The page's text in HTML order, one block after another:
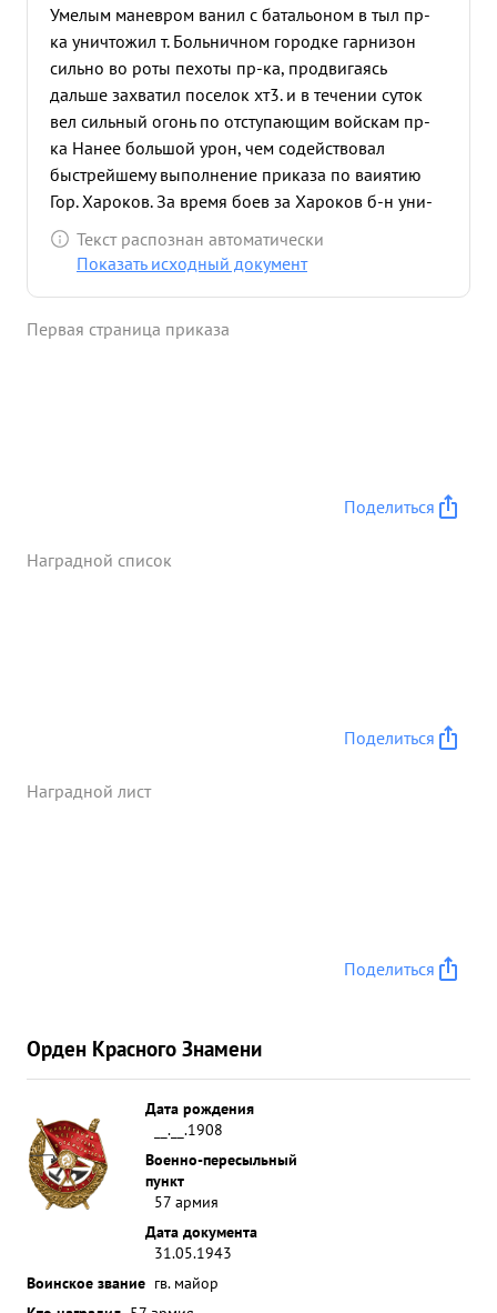
Умелым маневром ванил с батальоном в тыл пр-
ка уничтожил т. Больничном городке гарнизон
сильно во роты пехоты пр-ка, продвигаясь
дальше захватил поселок хт3. и в течении суток
вел сильный огонь по отступающим войскам пр-
ка Нанее большой урон, чем содействовал
быстрейшему выполнение приказа по ваиятию
Гор. Хароков. За время боев за Хароков б-н уни-
чтожил до 150 солдат и офицеров пр-ка, более
20 автомашин, За время всей операций батальон
Текст распознан автоматически
Показать исходный документ
Первая страница приказа
Поделиться
Наградной список
Поделиться
Наградной лист
Поделиться
Орден Красного Знамени
Дата рождения
__.__.1908
Военно-пересыльный
пункт
57 армия
Дата документа
31.05.1943
Воинское звание гв. майор